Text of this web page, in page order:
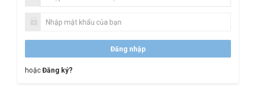
hoặcĐăng ký?